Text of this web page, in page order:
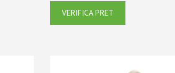
VERIFICA PRET